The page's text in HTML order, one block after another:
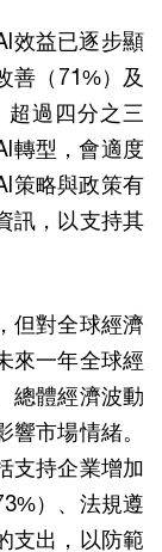
效益已逐步顯
善（71%）及
超過四分之三
轉型，會適度
策略與政策有
訊，以支持其
但對全球經濟
來一年全球經
總體經濟波動
響市場情緒。
支持企業增加
）、法規遵
支出，以防範